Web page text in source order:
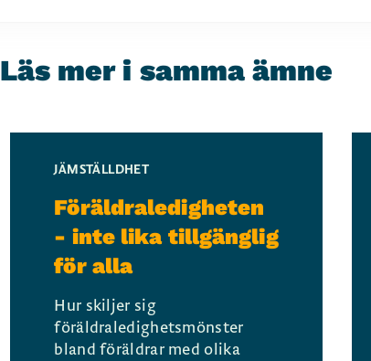
Läs mer i samma ämne
JÄMSTÄLLDHET
Föräldraledigheten
- inte lika tillgänglig
för alla
Hur skiljer sig
föräldraledighetsmönster
bland föräldrar med olika